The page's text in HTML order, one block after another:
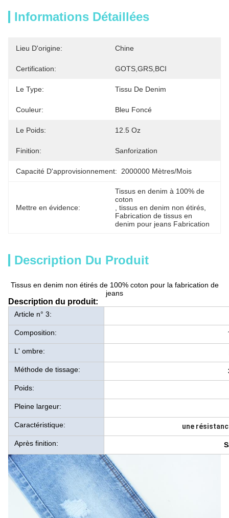
Informations Détaillées
Lieu D'origine: Chine
Certification: GOTS,GRS,BCI
Le Type: Tissu De Denim
Couleur: Bleu Foncé
Le Poids: 12.5 Oz
Finition: Sanforization
Capacité D'approvisionnement: 2000000 Mètres/mois
Mettre en évidence:
Tissus en denim à 100% de
coton
tissus en denim non étirés
Fabrication de tissus en
denim pour jeans Fabrication
Description Du Produit
Tissus en denim non étirés de 100% coton pour la fabrication de
jeans
Description du produit:
Article n° 3:
Composition:
L' ombre:
Méthode de tissage:
Poids:
Pleine largeur:
Caractéristique: une
Après finition: